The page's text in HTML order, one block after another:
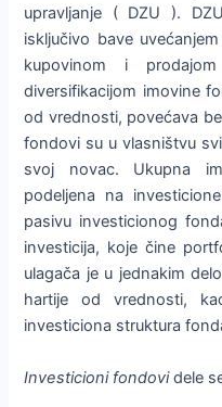
upravljanje ( DZU ).
isključivo bave
kupovinom i
diversifikacijom imovine
od vrednosti, povećava
fondovi su u vlasništvu
svoj novac. Ukupna
podeljena na
pasivu investicionog
investicija, koje čine
ulagača je u jednakim
hartije od vrednosti,
investiciona struktura
Investicioni fondovidele